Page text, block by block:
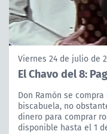
Viernes 24 de julio de
El Chavo del 8:
Don Ramón se
biscabuela, no
dinero para comprar
disponible hasta el 1